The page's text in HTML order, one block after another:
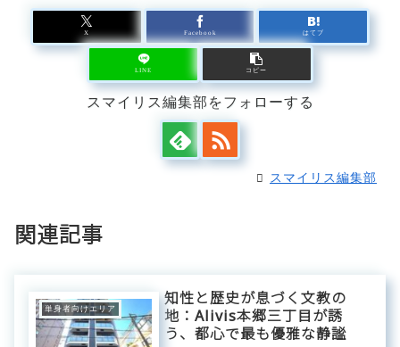
X Facebook はてブ
LINE コピー
スマイリス編集部をフォローする
スマイリス編集部
関連記事
単身者向けエリア
知性と歴史が息づく文教の
地：Alivis本郷三丁目が誘
う、都心で最も優雅な静謐